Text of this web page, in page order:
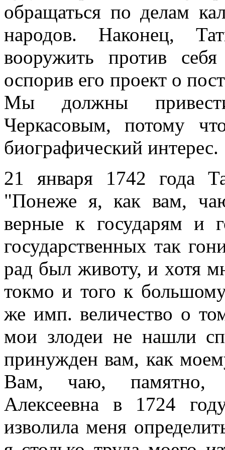
обращаться по делам
народов. Наконец,
вооружить против себя
оспорив его проект о
Мы должны
Черкасовым, потому
биографический интерес.
21 января 1742 года
"Понеже я, как вам,
верные к государям и
государственных так
рад был животу, и хотя
токмо и того к
же имп. величество о
мои злодеи не нашли
принужден вам, как
Вам, чаю, памятно,
Алексеевна в 1724
изволила меня